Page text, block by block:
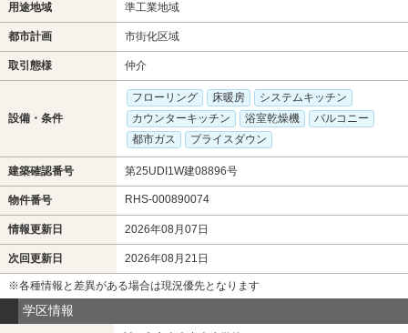
用途地域 準工業地域
都市計画 市街化区域
取引態様 仲介
設備・条件
フローリング 床暖房
システムキッチン
カウンターキッチン
浴室乾燥機
バルコニー
都市ガス
プライスダウン
建築確認番号 第25UDI1W建08896号
物件番号 RHS-000890074
情報更新日 2026年08月07日
次回更新日 2026年08月21日
※各種情報と差異がある場合は現況優先となります
学区情報